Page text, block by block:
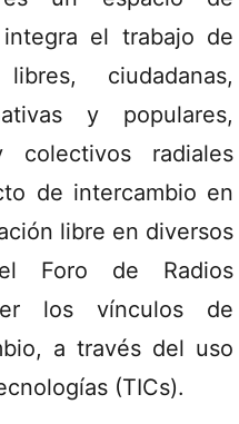
el trabajo de
ciudadanas,
y populares,
colectivos radiales
de intercambio en
libre en diversos
Foro de Radios
los vínculos de
a través del uso
(TICs).